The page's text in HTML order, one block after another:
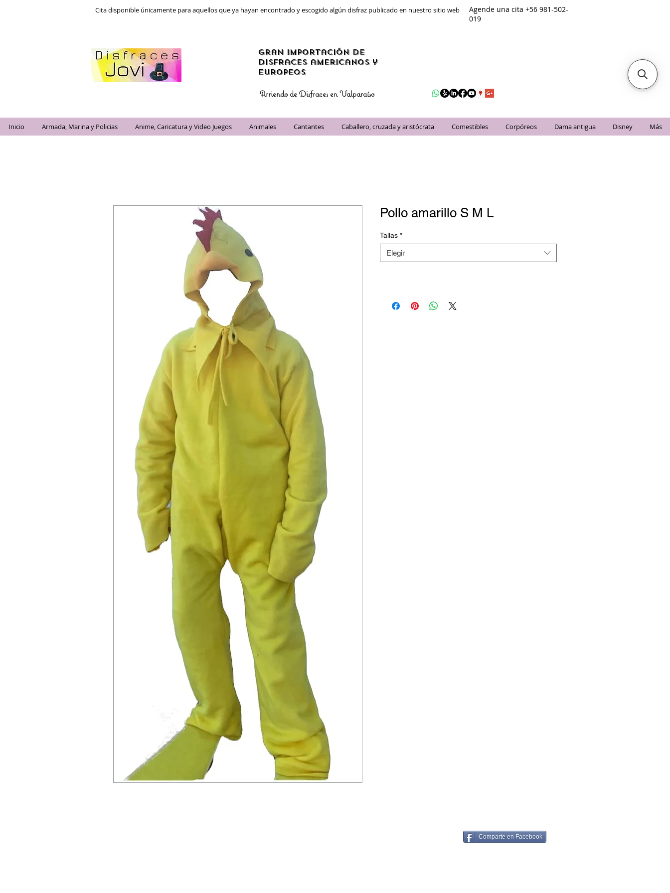
Cita disponible únicamente para aquellos que ya hayan encontrado y escogido algún disfraz publicado en nuestro sitio web
Agende una cita +56 981-502-
019
gran importación de
disfraces americanos y
Europeos
Arriendo de Disfraces en Valparaíso
Inicio Armada, Marina y Policias Anime, Caricatura y Video Juegos Animales Cantantes Caballero, cruzada y aristócrata Comestibles Corpóreos Dama antigua Disney Más
Pollo amarillo S M L
Tallas *
Elegir
Comparte en Facebook